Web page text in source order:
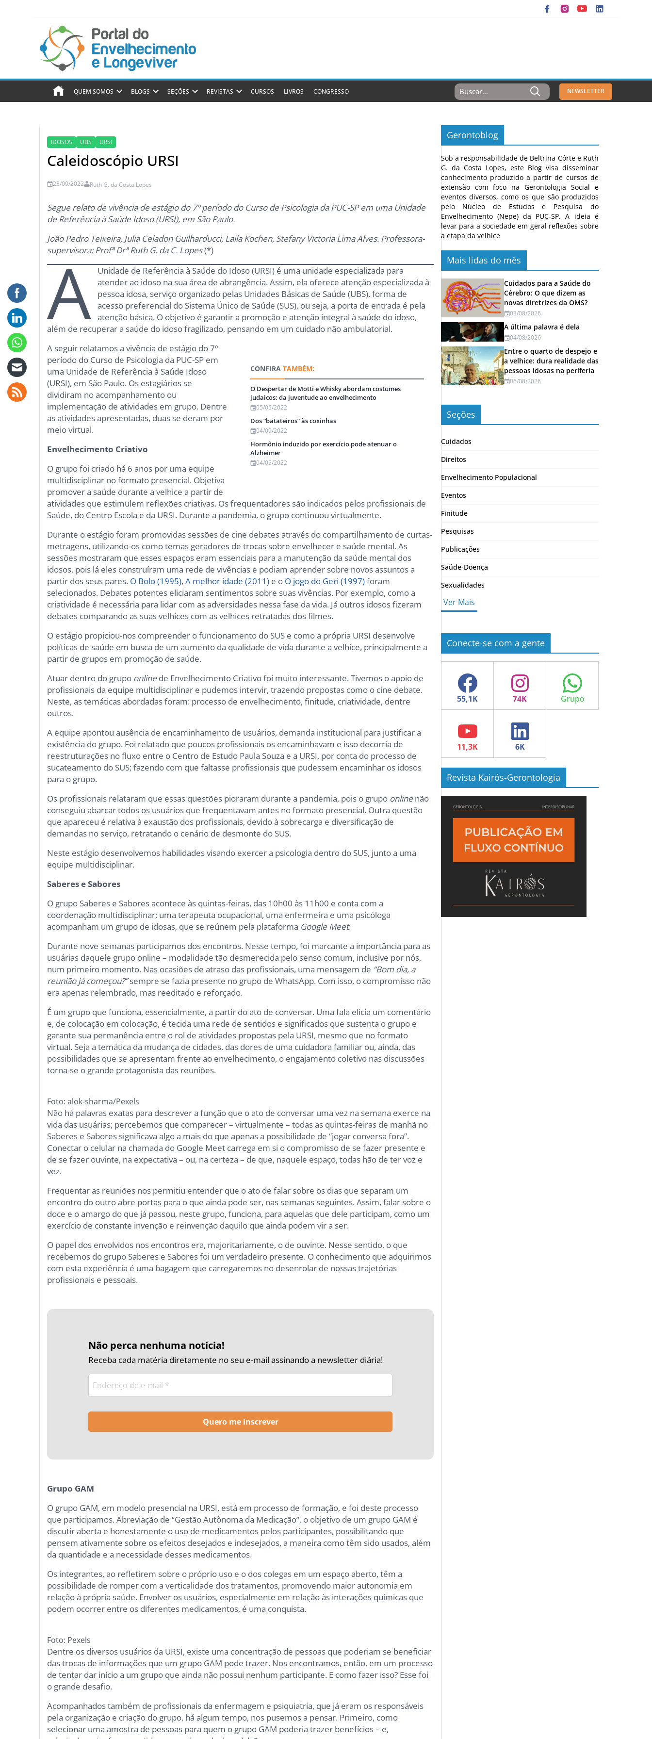
QUEM SOMOS BLOGS SEÇÕES REVISTAS CURSOS LIVROS CONGRESSO
Resultados
Para:
NEWSLETTER
IDOSOS UBS URSI
Caleidoscópio URSI
23/09/2022 Ruth G. da Costa Lopes
Segue relato de vivência de estágio do 7º período do Curso de Psicologia da PUC-SP em uma Unidade
de Referência à Saúde Idoso (URSI), em São Paulo.
João Pedro Teixeira, Julia Celadon Guilharducci, Laila Kochen, Stefany Victoria Lima Alves. Professora-
supervisora: Profª Drª Ruth G. da C. Lopes(*)
A
Unidade de Referência à Saúde do Idoso (URSI) é uma unidade especializada para
atender ao idoso na sua área de abrangência. Assim, ela oferece atenção especializada à
pessoa idosa, serviço organizado pelas Unidades Básicas de Saúde (UBS), forma de
acesso preferencial do Sistema Único de Saúde (SUS), ou seja, a porta de entrada é pela
atenção básica. O objetivo é garantir a promoção e atenção integral à saúde do idoso,
além de recuperar a saúde do idoso fragilizado, pensando em um cuidado não ambulatorial.
CONFIRATAMBÉM:
O Despertar de Motti e Whisky abordam costumes
judaicos: da juventude ao envelhecimento
05/05/2022
Dos “batateiros” às coxinhas
04/09/2022
Hormônio induzido por exercício pode atenuar o
Alzheimer
04/05/2022
A seguir relatamos a vivência de estágio do 7º
período do Curso de Psicologia da PUC-SP em
uma Unidade de Referência à Saúde Idoso
(URSI), em São Paulo. Os estagiários se
dividiram no acompanhamento ou
implementação de atividades em grupo. Dentre
as atividades apresentadas, duas se deram por
meio virtual.
Envelhecimento Criativo
O grupo foi criado há 6 anos por uma equipe
multidisciplinar no formato presencial. Objetiva
promover a saúde durante a velhice a partir de
atividades que estimulem reflexões criativas. Os frequentadores são indicados pelos profissionais de
Saúde, do Centro Escola e da URSI. Durante a pandemia, o grupo continuou virtualmente.
Durante o estágio foram promovidas sessões de cine debates através do compartilhamento de curtas-
metragens, utilizando-os como temas geradores de trocas sobre envelhecer e saúde mental. As
sessões mostraram que esses espaços eram essenciais para a manutenção da saúde mental dos
idosos, pois lá eles construíram uma rede de vivências e podiam aprender sobre novos assuntos a
partir dos seus pares. O Bolo (1995),A melhor idade (2011) e o O jogo do Geri (1997)foram
selecionados. Debates potentes eliciaram sentimentos sobre suas vivências. Por exemplo, como a
criatividade é necessária para lidar com as adversidades nessa fase da vida. Já outros idosos fizeram
debates comparando as suas velhices com as velhices retratadas dos filmes.
O estágio propiciou-nos compreender o funcionamento do SUS e como a própria URSI desenvolve
políticas de saúde em busca de um aumento da qualidade de vida durante a velhice, principalmente a
partir de grupos em promoção de saúde.
Atuar dentro do grupo online de Envelhecimento Criativo foi muito interessante. Tivemos o apoio de
profissionais da equipe multidisciplinar e pudemos intervir, trazendo propostas como o cine debate.
Neste, as temáticas abordadas foram: processo de envelhecimento, finitude, criatividade, dentre
outros.
A equipe apontou ausência de encaminhamento de usuários, demanda institucional para justificar a
existência do grupo. Foi relatado que poucos profissionais os encaminhavam e isso decorria de
reestruturações no fluxo entre o Centro de Estudo Paula Souza e a URSI, por conta do processo de
sucateamento do SUS; fazendo com que faltasse profissionais que pudessem encaminhar os idosos
para o grupo.
Os profissionais relataram que essas questões pioraram durante a pandemia, pois o grupo online não
conseguiu abarcar todos os usuários que frequentavam antes no formato presencial. Outra questão
que apareceu é relativa à exaustão dos profissionais, devido à sobrecarga e diversificação de
demandas no serviço, retratando o cenário de desmonte do SUS.
Neste estágio desenvolvemos habilidades visando exercer a psicologia dentro do SUS, junto a uma
equipe multidisciplinar.
Saberes e Sabores
O grupo Saberes e Sabores acontece às quintas-feiras, das 10h00 às 11h00 e conta com a
coordenação multidisciplinar; uma terapeuta ocupacional, uma enfermeira e uma psicóloga
acompanham um grupo de idosas, que se reúnem pela plataforma Google Meet.
Durante nove semanas participamos dos encontros. Nesse tempo, foi marcante a importância para as
usuárias daquele grupo online – modalidade tão desmerecida pelo senso comum, inclusive por nós,
num primeiro momento. Nas ocasiões de atraso das profissionais, uma mensagem de “Bom dia, a
reunião já começou?”sempre se fazia presente no grupo de WhatsApp. Com isso, o compromisso não
era apenas relembrado, mas reeditado e reforçado.
É um grupo que funciona, essencialmente, a partir do ato de conversar. Uma fala elicia um comentário
e, de colocação em colocação, é tecida uma rede de sentidos e significados que sustenta o grupo e
garante sua permanência entre o rol de atividades propostas pela URSI, mesmo que no formato
virtual. Seja a temática da mudança de cidades, das dores de uma cuidadora familiar ou, ainda, das
possibilidades que se apresentam frente ao envelhecimento, o engajamento coletivo nas discussões
torna-se o grande protagonista das reuniões.
Foto: alok-sharma/Pexels
Não há palavras exatas para descrever a função que o ato de conversar uma vez na semana exerce na
vida das usuárias; percebemos que comparecer – virtualmente – todas as quintas-feiras de manhã no
Saberes e Sabores significava algo a mais do que apenas a possibilidade de “jogar conversa fora”.
Conectar o celular na chamada do Google Meet carrega em si o compromisso de se fazer presente e
de se fazer ouvinte, na expectativa – ou, na certeza – de que, naquele espaço, todas hão de ter voz e
vez.
Frequentar as reuniões nos permitiu entender que o ato de falar sobre os dias que separam um
encontro do outro abre portas para o que ainda pode ser, nas semanas seguintes. Assim, falar sobre o
doce e o amargo do que já passou, neste grupo, funciona, para aquelas que dele participam, como um
exercício de constante invenção e reinvenção daquilo que ainda podem vir a ser.
O papel dos envolvidos nos encontros era, majoritariamente, o de ouvinte. Nesse sentido, o que
recebemos do grupo Saberes e Sabores foi um verdadeiro presente. O conhecimento que adquirimos
com esta experiência é uma bagagem que carregaremos no desenrolar de nossas trajetórias
profissionais e pessoais.
Não perca nenhuma notícia!
Receba cada matéria diretamente no seu e-mail assinando a newsletter diária!
Grupo GAM
O grupo GAM, em modelo presencial na URSI, está em processo de formação, e foi deste processo
que participamos. Abreviação de “Gestão Autônoma da Medicação”, o objetivo de um grupo GAM é
discutir aberta e honestamente o uso de medicamentos pelos participantes, possibilitando que
pensem ativamente sobre os efeitos desejados e indesejados, a maneira como têm sido usados, além
da quantidade e a necessidade desses medicamentos.
Os integrantes, ao refletirem sobre o próprio uso e o dos colegas em um espaço aberto, têm a
possibilidade de romper com a verticalidade dos tratamentos, promovendo maior autonomia em
relação à própria saúde. Envolver os usuários, especialmente em relação às interações químicas que
podem ocorrer entre os diferentes medicamentos, é uma conquista.
Foto: Pexels
Dentre os diversos usuários da URSI, existe uma concentração de pessoas que poderiam se beneficiar
das trocas de informações que um grupo GAM pode trazer. Nos encontramos, então, em um processo
de tentar dar início a um grupo que ainda não possui nenhum participante. E como fazer isso? Esse foi
o grande desafio.
Acompanhados também de profissionais da enfermagem e psiquiatria, que já eram os responsáveis
pela organização e criação do grupo, há algum tempo, nos pusemos a pensar. Primeiro, como
selecionar uma amostra de pessoas para quem o grupo GAM poderia trazer benefícios – e,
Gerontoblog
Sob a responsabilidade de Beltrina Côrte e Ruth
G. da Costa Lopes, este Blog visa disseminar
conhecimento produzido a partir de cursos de
extensão com foco na Gerontologia Social e
eventos diversos, como os que são produzidos
pelo Núcleo de Estudos e Pesquisa do
Envelhecimento (Nepe) da PUC-SP. A ideia é
levar para a sociedade em geral reflexões sobre
a etapa da velhice
Mais lidas do mês
Cuidados para a Saúde do
Cérebro: O que dizem as
novas diretrizes da OMS?
03/08/2026
A última palavra é dela
04/08/2026
Entre o quarto de despejo e
a velhice: dura realidade das
pessoas idosas na periferia
06/08/2026
Seções
Cuidados
Direitos
Envelhecimento Populacional
Eventos
Finitude
Pesquisas
Publicações
Saúde-Doença
Sexualidades
Ver Mais
Conecte-se com a gente
Facebook Instagram WhatsApp
YouTube LinkedIn
Revista Kairós-Gerontologia